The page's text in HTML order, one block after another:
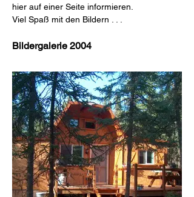
hier auf einer Seite informieren.
Viel Spaß mit den Bildern . . .
Bildergalerie 2004